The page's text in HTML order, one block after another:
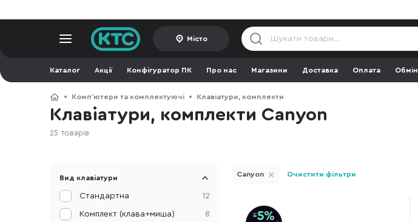
Місто
Каталог Акції Конфігуратор ПК Про нас Магазини Доставка Оплата Обмін
Компʼютери та комплектуючі Клавіатури, комплекти
Клавіатури, комплекти Canyon
25 товарів
Canyon Очистити фільтри
Вид клавіатури
12
Стандартна
8
Комплект (клава+миша)